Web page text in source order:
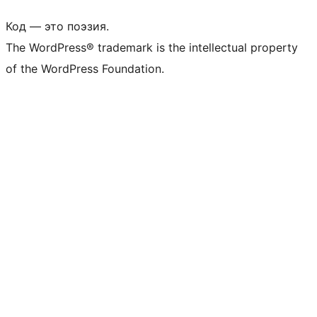
Код — это поэзия.
The WordPress® trademark is the intellectual property
of the WordPress Foundation.